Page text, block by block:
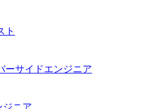
ト
ーサイドエンジニア
ジニア